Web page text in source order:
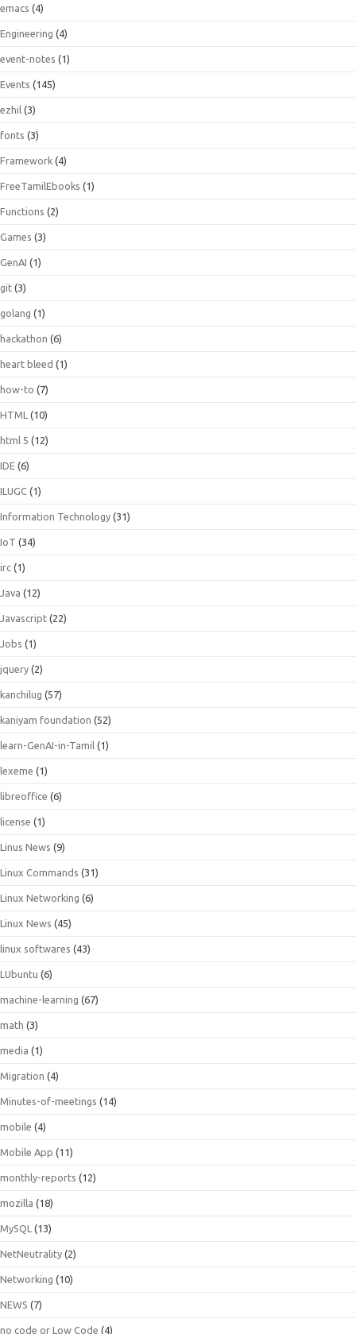
emacs (4)
Engineering (4)
event-notes (1)
Events (145)
ezhil (3)
fonts (3)
Framework (4)
FreeTamilEbooks (1)
Functions (2)
Games (3)
GenAI (1)
git (3)
golang (1)
hackathon (6)
heart bleed (1)
how-to (7)
HTML (10)
html 5 (12)
IDE (6)
ILUGC (1)
Information Technology (31)
IoT (34)
irc (1)
Java (12)
Javascript (22)
Jobs (1)
jquery (2)
kanchilug (57)
kaniyam foundation (52)
learn-GenAI-in-Tamil (1)
lexeme (1)
libreoffice (6)
license (1)
Linus News (9)
Linux Commands (31)
Linux Networking (6)
Linux News (45)
linux softwares (43)
LUbuntu (6)
machine-learning (67)
math (3)
media (1)
Migration (4)
Minutes-of-meetings (14)
mobile (4)
Mobile App (11)
monthly-reports (12)
mozilla (18)
MySQL (13)
NetNeutrality (2)
Networking (10)
NEWS (7)
no code or Low Code (4)